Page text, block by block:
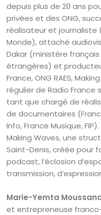
depuis plus de 20 ans
privées et des ONG,
réalisateur et journaliste
Monde), attaché
Dakar (ministère
étrangères) et
France, ONG RAES,
régulier de Radio France
tant que chargé de
de documentaires
Info, France Musique,
Making Waves, une
Saint-Denis, créée pour
podcast, l’éclosion
transmission,
Marie-Yemta
et entrepreneuse